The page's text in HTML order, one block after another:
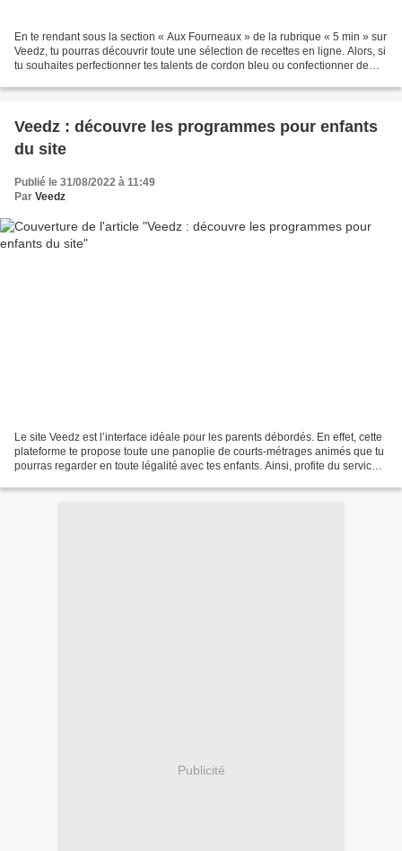
En te rendant sous la section « Aux Fourneaux » de la rubrique « 5 min » sur
Veedz, tu pourras découvrir toute une sélection de recettes en ligne. Alors, si
tu souhaites perfectionner tes talents de cordon bleu ou confectionner de
Veedz : découvre les programmes pour enfants
du site
Publié le 31/08/2022 à 11:49
Par Veedz
Le site Veedz est l’interface idéale pour les parents débordés. En effet, cette
plateforme te propose toute une panoplie de courts-métrages animés que tu
pourras regarder en toute légalité avec tes enfants. Ainsi, profite du service
Publicité